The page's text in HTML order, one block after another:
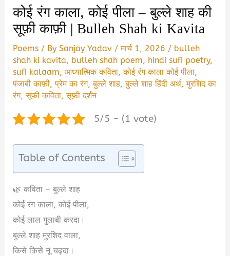
कोई रंग काला, कोई पीला – बुल्ले शाह की
सूफ़ी काफ़ी | Bulleh Shah ki Kavita
Poems / BySanjay Yadav /मार्च 1, 2026 / bulleh
shah ki kavita, bulleh shah poem, hindi sufi poetry,
sufi kalaam,आध्यात्मिक कविता,कोई रंग काला कोई पीला,
पंजाबी काफ़ी,प्रेम का रंग,बुल्ले शाह,बुल्ले शाह हिंदी अर्थ,मुरशिद का
रंग,सूफ़ी कविता,सूफ़ी दर्शन
5/5 - (1 vote)
Table of Contents
🌿 कविता – बुल्ले शाह
कोई रंग काला, कोई पीला,
कोई लाल गुलाबी करदा।
बुल्ले शाह मुरशिद वाला,
किसे किसे नूं चढ़दा।